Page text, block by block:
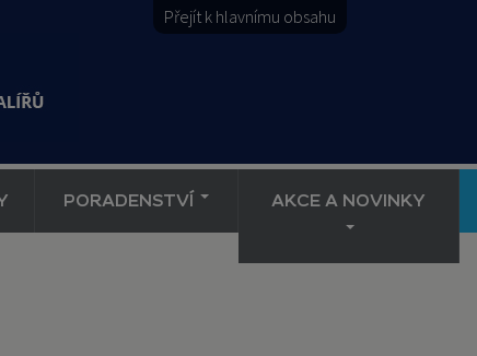
Přejít k hlavnímu obsahu
PORADENSTVÍ AKCE A NOVINKY